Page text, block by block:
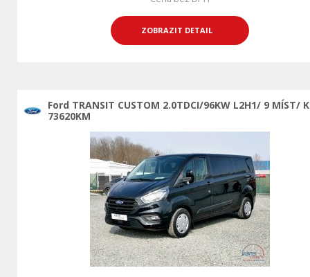
ZOBRAZIT DETAIL
Ford TRANSIT CUSTOM 2.0TDCI/96KW L2H1/ 9 MÍST/
73620KM